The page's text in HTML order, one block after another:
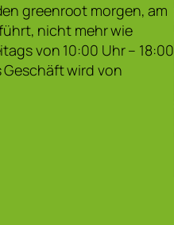
greenroot morgen, am
nicht mehr wie
von 10:00 Uhr – 18:00
Geschäft wird von